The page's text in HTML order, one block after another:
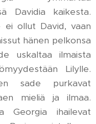
Davidia kaikesta.
ei ollut David, vaan
hänen pelkonsa
uskaltaa ilmaista
Lilylle.
sade purkavat
mieliä ja ilmaa.
Georgia ihailevat